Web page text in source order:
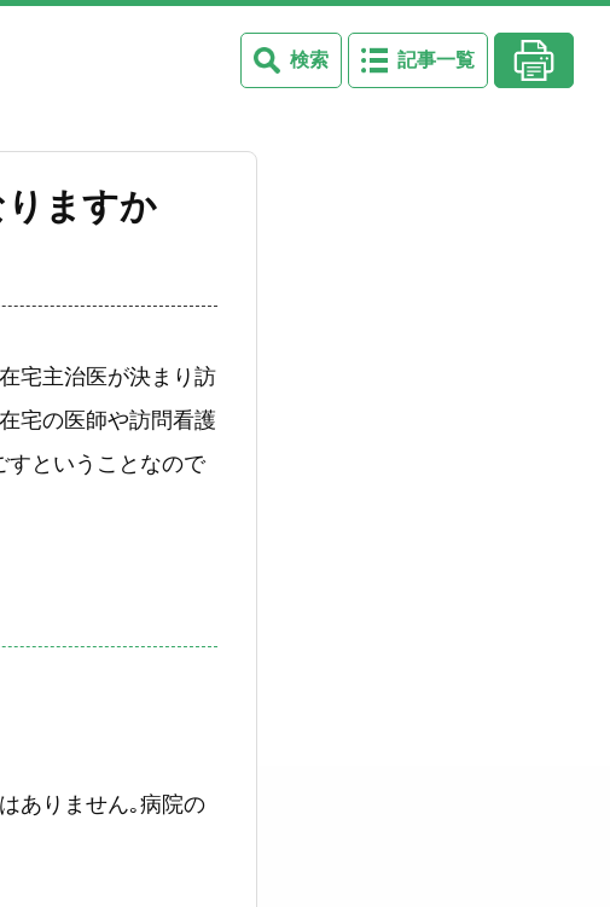
検索 記事一覧
ますか
宅主治医が決まり訪
宅の医師や訪問看護
すということなので
ありません｡病院の